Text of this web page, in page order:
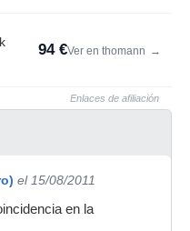
94 €Ver en thomann →
Enlaces de afiliación
el 15/08/2011
en la